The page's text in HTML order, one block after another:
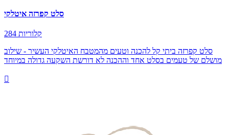
סלט קפרזה איטלקי
284 קלוריות
סלט קפרזה ביתי קל להכנה וטעים מהמטבח האיטלקי העשיר - שילוב
מושלם של טעמים בסלט אחד וההכנה לא דורשת השקעה גדולה במיוחד
